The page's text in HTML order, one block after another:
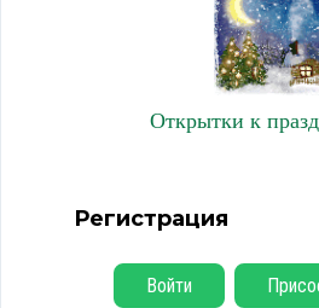
Открытки к
Регистрация
Войти